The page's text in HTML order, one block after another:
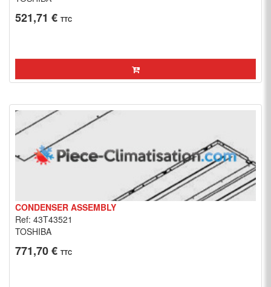
521,71 € TTC
CONDENSER ASSEMBLY
Ref: 43T43521
TOSHIBA
771,70 € TTC